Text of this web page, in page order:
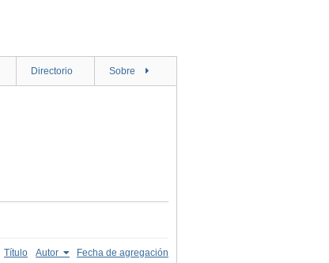
Directorio Sobre
Título Autor Fecha de agregación